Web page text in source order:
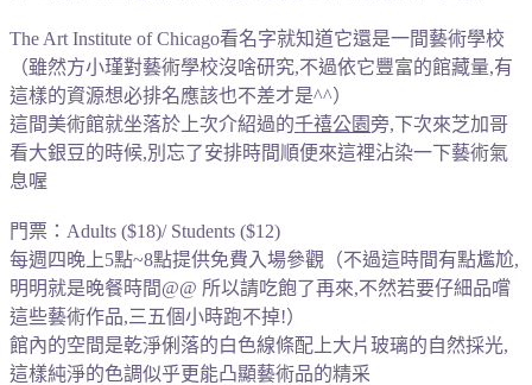
The Art Institute of Chicago看名字就知道它還是一間藝術學校
（雖然方小瑾對藝術學校沒啥研究,不過依它豐富的館藏量,有
這樣的資源想必排名應該也不差才是^^）
這間美術館就坐落於上次介紹過的千禧公園旁,下次來芝加哥
看大銀豆的時候,別忘了安排時間順便來這裡沾染一下藝術氣
息喔
門票：Adults ($18)/ Students ($12)
每週四晚上5點~8點提供免費入場參觀（不過這時間有點尷尬,
明明就是晚餐時間@@ 所以請吃飽了再來,不然若要仔細品嚐
這些藝術作品,三五個小時跑不掉!）
館內的空間是乾淨俐落的白色線條配上大片玻璃的自然採光,
這樣純淨的色調似乎更能凸顯藝術品的精采